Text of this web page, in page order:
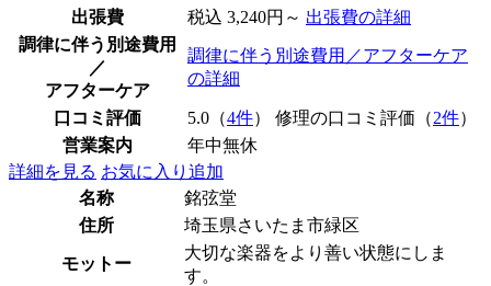
出張費 税込 3,240円～ 出張費の詳細
調律に伴う別途費用
／
アフターケア
調律に伴う別途費用／アフターケア
の詳細
口コミ評価 5.0（4件） 修理の口コミ評価（2件）
営業案内
年中無休
詳細を見る お気に入り追加
名称
銘弦堂
住所
埼玉県さいたま市緑区
モットー
大切な楽器をより善い状態にしま
す。